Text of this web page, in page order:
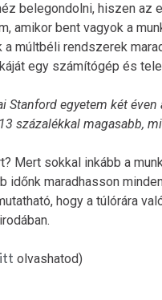
belegondolni, hiszen az
amikor bent vagyok a
a múltbéli rendszerek
egy számítógép és
Stanford egyetem két
százalékkal magasabb,
Mert sokkal inkább a
időnk maradhasson
hogy a túlórára
itt olvashatod)